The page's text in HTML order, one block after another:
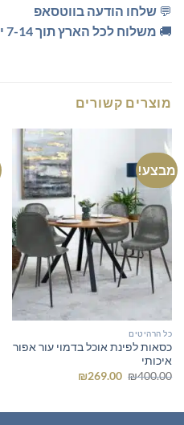
💬 שלחו הודעה בווטסאפ
🚚 משלוח לכל הארץ תוך 7-14 ימי עסקים
מוצרים קשורים
מבצע!
כל הרהיטים
כסאות לפינת אוכל בדמוי עור אפור
איכותי
₪400.00
המחיר ₪269.00
המחיר